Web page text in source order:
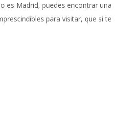
es Madrid, puedes encontrar una
para visitar, que si te